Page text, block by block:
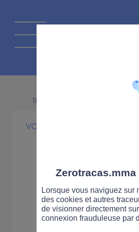
18 FÉVRIER 2013
VOITURE
Point :
sur les
Lorsque vous naviguez sur
des cookies et autres
de visionner directement
connexion frauduleuse par